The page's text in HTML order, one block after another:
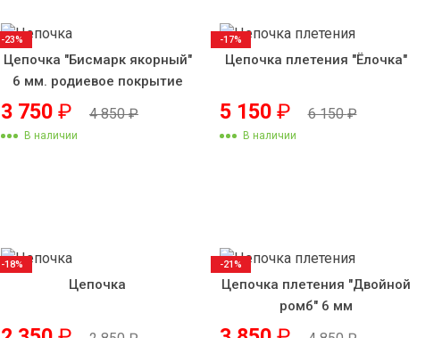
Цепочка "Бисмарк якорный"
6 мм. родиевое покрытие
3 750 ₽ 4 850₽
В наличии
-23%
Цепочка плетения "Ёлочка"
5 150 ₽ 6 150₽
В наличии
-17%
Цепочка
-18%
Цепочка плетения "Двойной
ромб" 6 мм
-21%